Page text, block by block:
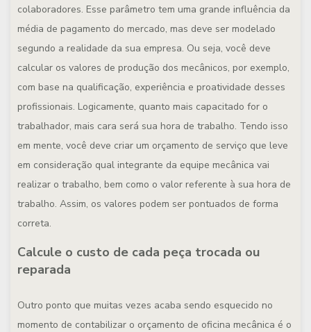
colaboradores. Esse parâmetro tem uma grande influência da
média de pagamento do mercado, mas deve ser modelado
segundo a realidade da sua empresa. Ou seja, você deve
calcular os valores de produção dos mecânicos, por exemplo,
com base na qualificação, experiência e proatividade desses
profissionais. Logicamente, quanto mais capacitado for o
trabalhador, mais cara será sua hora de trabalho. Tendo isso
em mente, você deve criar um orçamento de serviço que leve
em consideração qual integrante da equipe mecânica vai
realizar o trabalho, bem como o valor referente à sua hora de
trabalho. Assim, os valores podem ser pontuados de forma
correta.
Calcule o custo de cada peça trocada ou
reparada
Outro ponto que muitas vezes acaba sendo esquecido no
momento de contabilizar o orçamento de oficina mecânica é o